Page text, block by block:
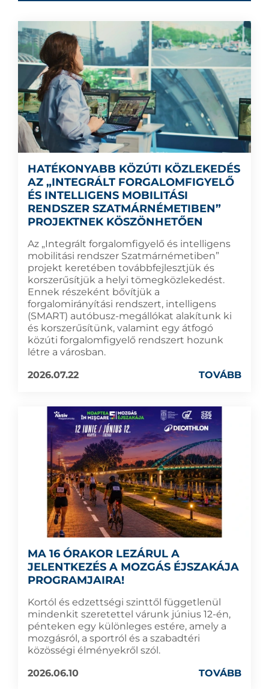
HATÉKONYABB KÖZÚTI KÖZLEKEDÉS
AZ „INTEGRÁLT FORGALOMFIGYELŐ
ÉS INTELLIGENS MOBILITÁSI
RENDSZER SZATMÁRNÉMETIBEN”
PROJEKTNEK KÖSZÖNHETŐEN
Az „Integrált forgalomfigyelő és intelligens
mobilitási rendszer Szatmárnémetiben”
projekt keretében továbbfejlesztjük és
korszerűsítjük a helyi tömegközlekedést.
Ennek részeként bővítjük a
forgalomirányítási rendszert, intelligens
(SMART) autóbusz-megállókat alakítunk ki
és korszerűsítünk, valamint egy átfogó
közúti forgalomfigyelő rendszert hozunk
létre a városban.
2026.07.22
TOVÁBB
MA 16 ÓRAKOR LEZÁRUL A
JELENTKEZÉS A MOZGÁS ÉJSZAKÁJA
PROGRAMJAIRA!
Kortól és edzettségi szinttől függetlenül
mindenkit szeretettel várunk június 12-én,
pénteken egy különleges estére, amely a
mozgásról, a sportról és a szabadtéri
közösségi élményekről szól.
2026.06.10
TOVÁBB